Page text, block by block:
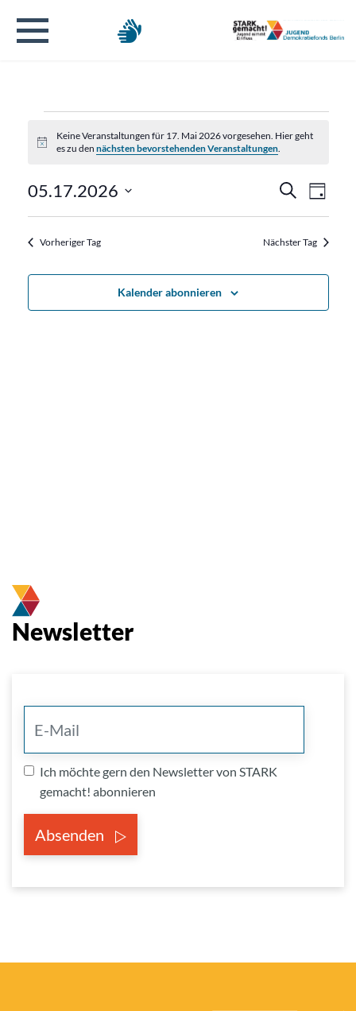
Veranstaltungen
17.
Mai
2026
Hinweis
Keine Veranstaltungen für 17. Mai 2026 vorgesehen. Hier geht
es zu den nächsten bevorstehenden Veranstaltungen.
Suche
und
Suche
Tag
05.17.2026
Datum
Vorheriger Tag Nächster Tag
Kalender abonnieren
Newsletter
Ich möchte gern den Newsletter von STARK
gemacht! abonnieren
Absenden